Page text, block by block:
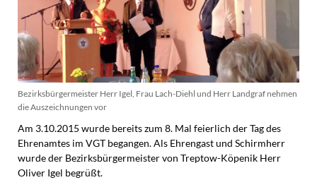
Bezirksbürgermeister Herr Igel, Frau Lach-Diehl und Herr Landgraf nehmen
die Auszeichnungen vor
Am 3.10.2015 wurde bereits zum 8. Mal feierlich der Tag des
Ehrenamtes im VGT begangen. Als Ehrengast und Schirmherr
wurde der Bezirksbürgermeister von Treptow-Köpenik Herr
Oliver Igel begrüßt.